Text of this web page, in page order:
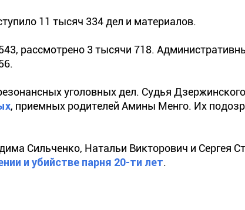
11 тысяч 334 дел и материалов.
рассмотрено 3 тысячи 718.
уголовных дел. Судья
, приемных родителей Амины Менго. Их
Сильченко, Натальи Викторович и Сергея
и убийстве парня 20-ти лет.